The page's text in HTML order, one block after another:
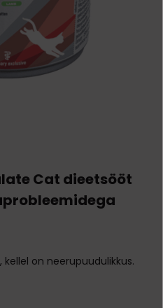
Cat dieetsööt
on neerupuudulikkus.